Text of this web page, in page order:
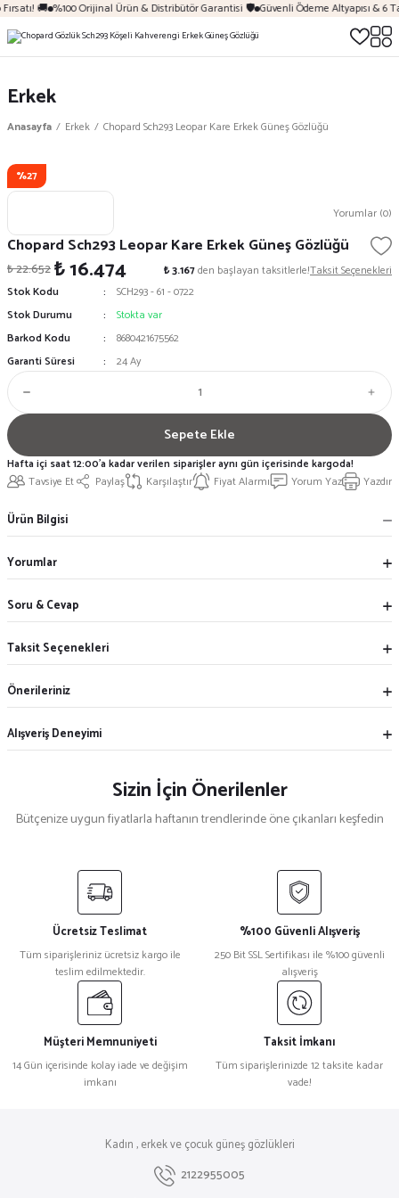
🚚 %100 Orijinal Ürün & Distribütör Garantisi 🛡️ Güvenli Ödeme Altyapısı & 6
Erkek
Anasayfa Erkek Chopard Sch293 Leopar Kare Erkek Güneş Gözlüğü
%27
Yorumlar (0)
Chopard Sch293 Leopar Kare Erkek Güneş Gözlüğü
₺ 22.652₺ 16.474 ₺ 3.167den başlayan taksitlerle!Taksit Seçenekleri
Stok Kodu
SCH293 - 61 - 0722
Stok Durumu
Stokta var
Barkod Kodu
8680421675562
Garanti Süresi
24 Ay
Sepete Ekle
Tavsiye Et Paylaş Karşılaştır Fiyat Alarmı Yorum Yaz Yazdır
Hafta içi saat 12:00'a kadar verilen siparişler aynı gün içerisinde kargoda!
Ürün Bilgisi
Yorumlar
Soru & Cevap
Taksit Seçenekleri
Önerileriniz
Alışveriş Deneyimi
Sizin İçin Önerilenler
Bütçenize uygun fiyatlarla haftanın trendlerinde öne çıkanları keşfedin
Saint Laurent SL 539 Kare Siyah Kadın Güneş Gözlüğü
₺ 31.939
Gucci Gg1189sa Kare Kadın Güneş Gözlüğü
Hugo Boss 1502/S Kare Siyah Erkek Güneş Gözlüğü
Ücretsiz Teslimat
Tüm siparişleriniz ücretsiz kargo ile
teslim edilmektedir.
%100 Güvenli Alışveriş
250 Bit SSL Sertifikası ile %100 güvenli
alışveriş
Müşteri Memnuniyeti
14 Gün içerisinde kolay iade ve değişim
imkanı
Taksit İmkanı
Tüm siparişlerinizde 12 taksite kadar
vade!
Kadın , erkek ve çocuk güneş gözlükleri
2122955005